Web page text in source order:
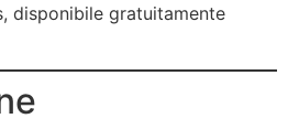
disponibile gratuitamente